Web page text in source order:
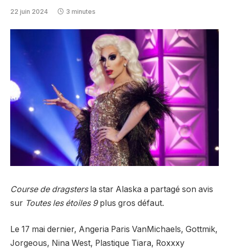
22 juin 2024 3 minutes
Course de dragstersla star Alaska a partagé son avis
sur Toutes les étoiles 9plus gros défaut.
Le 17 mai dernier, Angeria Paris VanMichaels, Gottmik,
Jorgeous, Nina West, Plastique Tiara, Roxxxy